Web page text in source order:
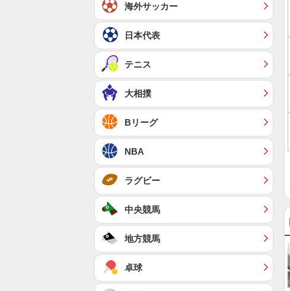
海外サッカー
日本代表
テニス
大相撲
Bリーグ
NBA
ラグビー
中央競馬
地方競馬
卓球